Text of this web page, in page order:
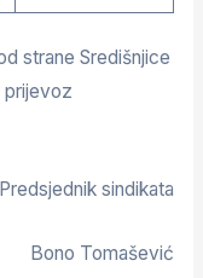
strane Središnjice
prijevoz
Predsjednik sindikata
Bono Tomašević